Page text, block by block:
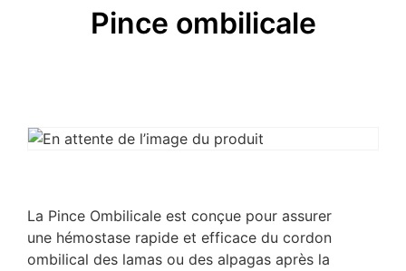
Pince ombilicale
La Pince Ombilicale est conçue pour assurer
une hémostase rapide et efficace du cordon
ombilical des lamas ou des alpagas après la